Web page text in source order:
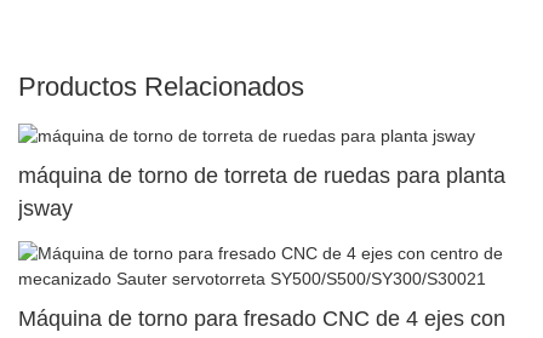
Productos Relacionados
máquina de torno de torreta de ruedas para planta
jsway
Máquina de torno para fresado CNC de 4 ejes con